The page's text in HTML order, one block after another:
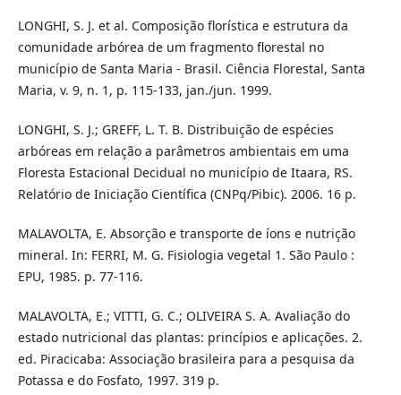
LONGHI, S. J. et al. Composição florística e estrutura da
comunidade arbórea de um fragmento florestal no
município de Santa Maria - Brasil. Ciência Florestal, Santa
Maria, v. 9, n. 1, p. 115-133, jan./jun. 1999.
LONGHI, S. J.; GREFF, L. T. B. Distribuição de espécies
arbóreas em relação a parâmetros ambientais em uma
Floresta Estacional Decidual no município de Itaara, RS.
Relatório de Iniciação Científica (CNPq/Pibic). 2006. 16 p.
MALAVOLTA, E. Absorção e transporte de íons e nutrição
mineral. In: FERRI, M. G. Fisiologia vegetal 1. São Paulo :
EPU, 1985. p. 77-116.
MALAVOLTA, E.; VITTI, G. C.; OLIVEIRA S. A. Avaliação do
estado nutricional das plantas: princípios e aplicações. 2.
ed. Piracicaba: Associação brasileira para a pesquisa da
Potassa e do Fosfato, 1997. 319 p.